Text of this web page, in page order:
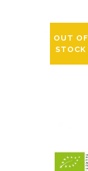
OUT OF
STOCK